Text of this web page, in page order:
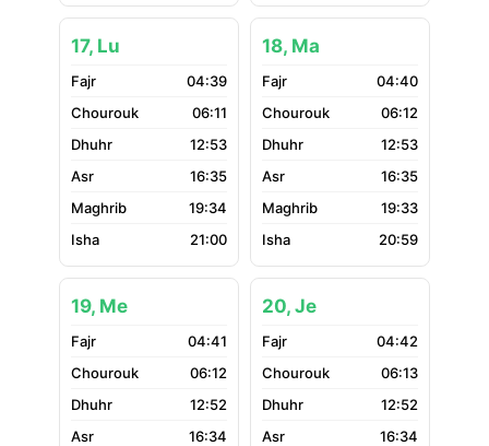
17, Lu
04:39
06:11
12:53
16:35
19:34
21:00
18, Ma
04:40
06:12
12:53
16:35
19:33
20:59
19, Me
04:41
06:12
12:52
16:34
20, Je
04:42
06:13
12:52
16:34